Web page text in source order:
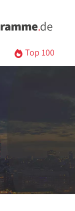
Top 100